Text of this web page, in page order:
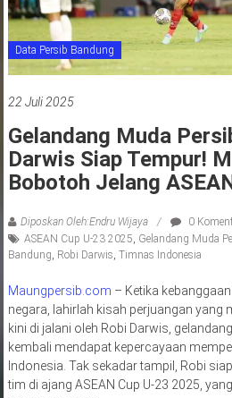
Data Persib Bandung
22 Juli 2025
Gelandang Muda
Darwis Siap Tempur!
Bobotoh Jelang
Diposkan Oleh:Endru Wijaya
0
ASEAN Cup U-23 2025 Gelandang Muda
Bandung Robi Darwis Timnas Indonesia
Maungpersib.com – Ketika
negara, lahirlah kisah perjuangan yang
kini di jalani oleh Robi Darwis,
kembali mendapat kepercayaan
Indonesia. Tak sekadar tampil, Robi
tim di ajang ASEAN Cup U-23 2025,